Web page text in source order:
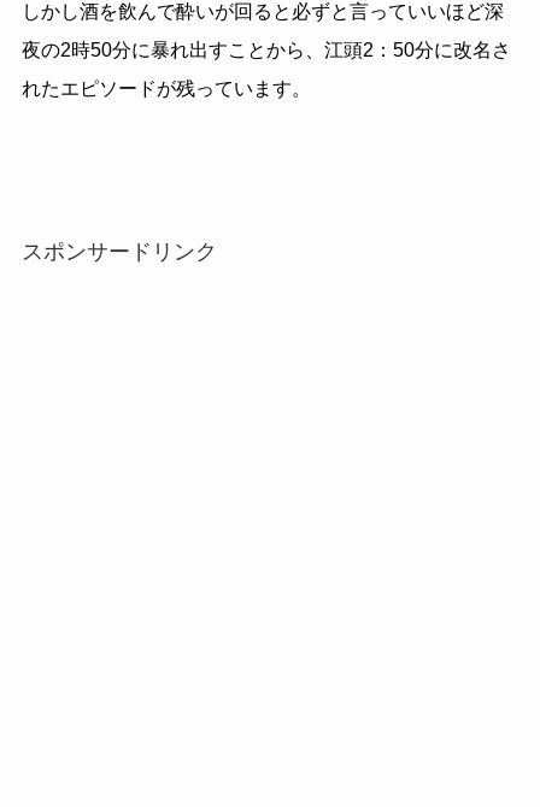
しかし酒を飲んで酔いが回ると必ずと言っていいほど深
夜の2時50分に暴れ出すことから、江頭2：50分に改名さ
れたエピソードが残っています。
スポンサードリンク